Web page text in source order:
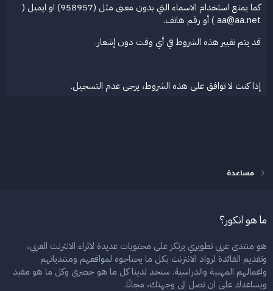
كما يمنع استخدام الاسماء التي بدون معنى مثل (958957) او ايميل (
aa@aa.net ) أو رقم هاتف.
قد يتم تغيير هذه الشروط في أي وقت دون إشعار.
إذا كنت لا توافق على هذه الشروط، يرجى عدم التسجيل.
مساعدة
ما هو انكور؟
هو منتدى عربي تطويري يرتكز على محتويات عديدة لاثراء الانترنت العربي،
وتقديم الفائدة لرواد الانترنت بكل ما يحتاجوه لمواقعهم ومنتدياتهم
واعمالهم المهنية والدراسية. ستجد لدينا كل ما هو حصري وكل ما هو مفيد
ويساعدك على ان تصل الى وجهتك، مجانًا.